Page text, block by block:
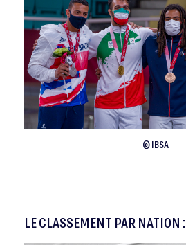
© IBSA
LE CLASSEMENT PAR NATION :